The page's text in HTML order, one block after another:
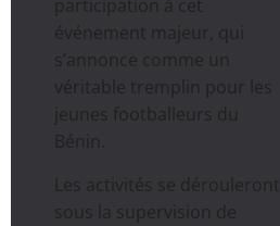
participation à cet
événement majeur, qui
s’annonce comme un
véritable tremplin pour les
jeunes footballeurs du
Bénin.
Les activités se dérouleront
sous la supervision de